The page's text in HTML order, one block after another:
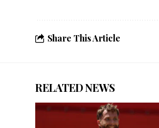
Share This Article
RELATED NEWS